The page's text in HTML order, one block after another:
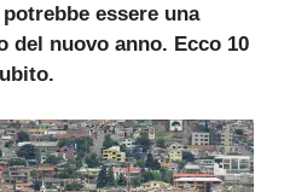
essere una
del nuovo anno. Ecco 10